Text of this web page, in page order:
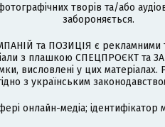
творів та/або
забороняється.
та ПОЗИЦІЯ є рекламними
з плашкою СПЕЦПРОЄКТ та
висловлені у цих матеріалах.
з українським
онлайн-медіа; ідентифікатор